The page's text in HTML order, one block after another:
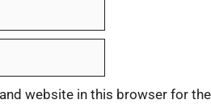
website in this browser for the